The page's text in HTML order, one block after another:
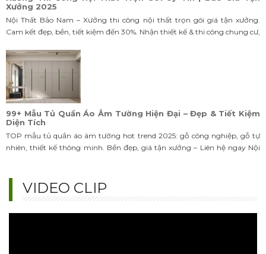
Cam kết đẹp, bền, tiết kiệm đến 30%. Nhận thiết kế & thi công chung cư,
nhà phố, biệt thự. Liên hệ ngay!
99+ Mẫu Tủ Quần Áo Âm Tường Hiện Đại – Đẹp & Tiết Kiệm
Diện Tích
TOP mẫu tủ quần áo âm tường hot trend 2025: gỗ công nghiệp, gỗ tự
nhiên, thiết kế thông minh. Bền đẹp, giá tận xưởng – Liên hệ ngay Nội
Thất Bảo Nam!
VIDEO CLIP